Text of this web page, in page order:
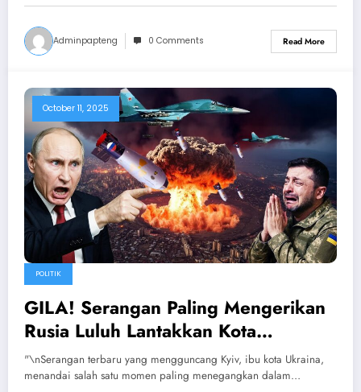
Adminpapteng 0 Comments Read More
October 11, 2025
POLITIK
GILA! Serangan Paling Mengerikan
Rusia Luluh Lantakkan Kota
Terpenting Ukraina, Zelensky
Ketakutan
"\nSerangan terbaru yang mengguncang Kyiv, ibu kota Ukraina,
menandai salah satu momen paling menegangkan dalam…